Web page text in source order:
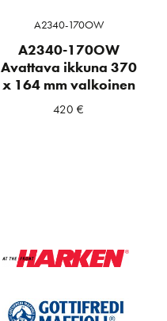
A2340-170OW
A2340-170OW
Avattava ikkuna 370
x 164 mm valkoinen
420€